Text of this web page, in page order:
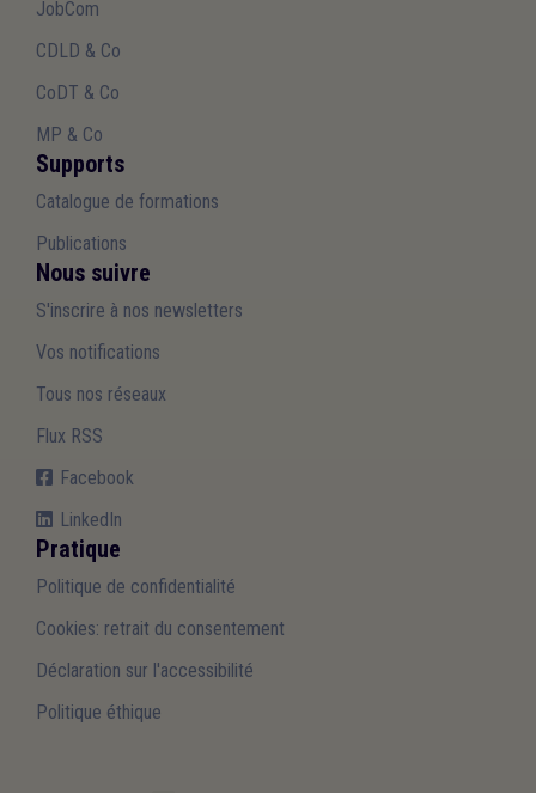
JobCom
CDLD & Co
CoDT & Co
MP & Co
Supports
Catalogue de formations
Publications
Nous suivre
S'inscrire à nos newsletters
Vos notifications
Tous nos réseaux
Flux RSS
Facebook
LinkedIn
Pratique
Politique de confidentialité
Cookies: retrait du consentement
Déclaration sur l'accessibilité
Politique éthique